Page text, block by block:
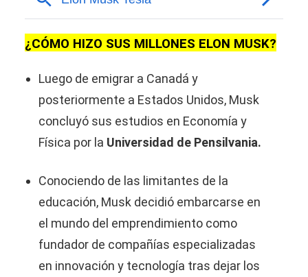
¿CÓMO HIZO SUS MILLONES ELON MUSK?
Luego de emigrar a Canadá y
posteriormente a Estados Unidos, Musk
concluyó sus estudios en Economía y
Física por la Universidad de Pensilvania.
Conociendo de las limitantes de la
educación, Musk decidió embarcarse en
el mundo del emprendimiento como
fundador de compañías especializadas
en innovación y tecnología tras dejar los